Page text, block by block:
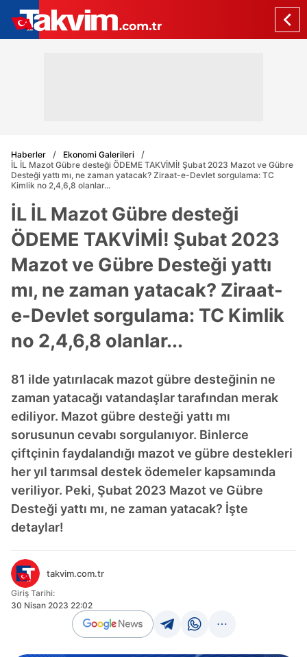
Haberler
Ekonomi Galerileri
İL İL Mazot Gübre desteği ÖDEME TAKVİMİ! Şubat 2023 Mazot ve Gübre
Desteği yattı mı, ne zaman yatacak? Ziraat-e-Devlet sorgulama: TC
Kimlik no 2,4,6,8 olanlar...
İL İL Mazot Gübre desteği
ÖDEME TAKVİMİ! Şubat 2023
Mazot ve Gübre Desteği yattı
mı, ne zaman yatacak? Ziraat-
e-Devlet sorgulama: TC Kimlik
no 2,4,6,8 olanlar...
81 ilde yatırılacak mazot gübre desteğinin ne
zaman yatacağı vatandaşlar tarafından merak
ediliyor. Mazot gübre desteği yattı mı
sorusunun cevabı sorgulanıyor. Binlerce
çiftçinin faydalandığı mazot ve gübre destekleri
her yıl tarımsal destek ödemeler kapsamında
veriliyor. Peki, Şubat 2023 Mazot ve Gübre
Desteği yattı mı, ne zaman yatacak? İşte
detaylar!
takvim.com.tr
Giriş Tarihi:
30 Nisan 2023 22:02